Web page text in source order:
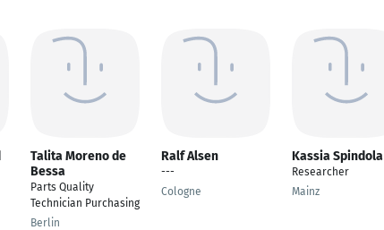
Talita Moreno de
Bessa
Parts Quality
Technician Purchasing
Berlin
Ralf Alsen
---
Cologne
Kassia Spindola
Researcher
Mainz